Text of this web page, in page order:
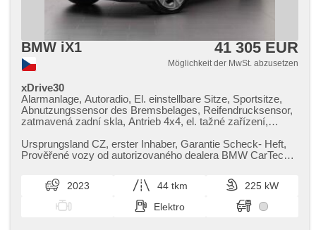
BMW iX1 41 305 EUR
Möglichkeit der MwSt. abzusetzen
xDrive30
Alarmanlage, Autoradio, El. einstellbare Sitze, Sportsitze,
Abnutzungssensor des Bremsbelages, Reifendrucksensor,
zatmavená zadní skla, Antrieb 4x4, el. tažné zařízení,
Sitze, Fahrgestell Steifheitsregelung, Blind Spot Anzeige,
Parkassistent, LED denní svícení
Ursprungsland CZ,​ erster Inhaber,​ Garantie Scheck​- Heft,​
Prověřené vozy od autorizovaného dealera BMW CarTec
2023 44 tkm
225 kW
Elektro